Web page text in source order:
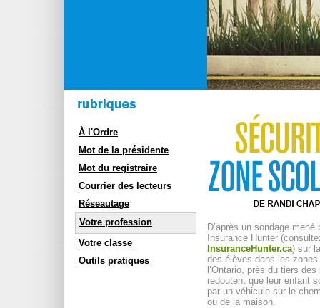
À l'Ordre
Mot de la présidente
Mot du registraire
Courrier des lecteurs
Réseautage
Votre profession
Votre classe
Outils pratiques
D’après un sondage mené
Insurance Hunter
InsuranceHunter.ca) sur
des élèves dans les
l’Ontario, près du tiers des
redoutent que leur enfant
par un véhicule sur le
ou de la maison.